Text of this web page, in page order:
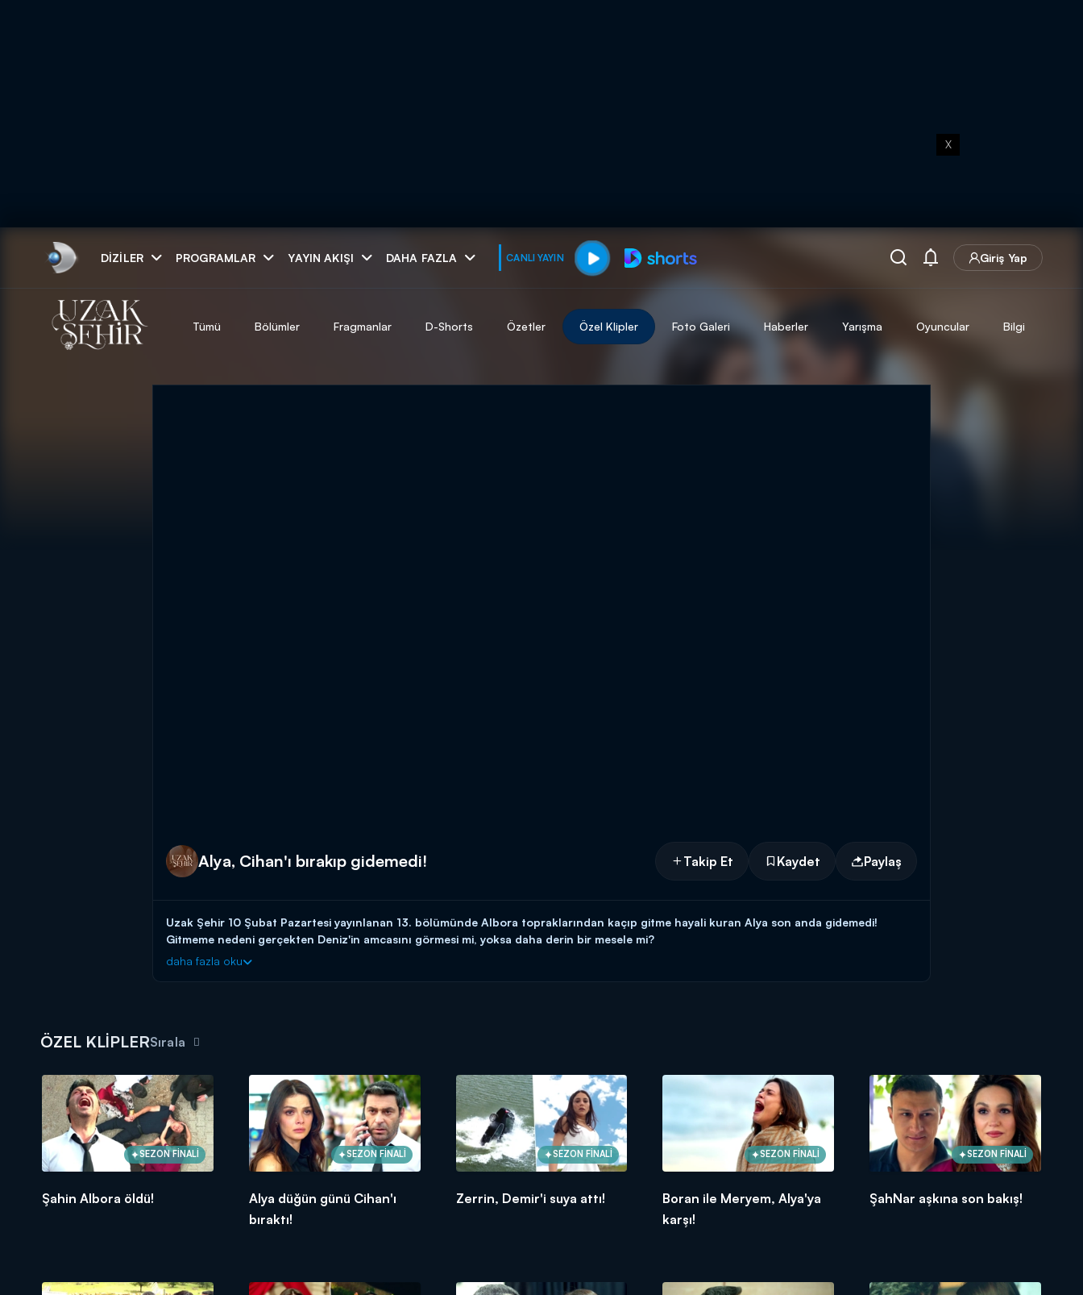
X
DIZILER PROGRAMLAR YAYIN AKIŞI DAHA FAZLA CANLI YAYIN Giriş Yap
muhteşem ikili
Tümü Bölümler Fragmanlar D-Shorts Özetler Özel Klipler Foto Galeri Haberler Yarışma Oyuncular Bilgi
Alya, Cihan'ı bırakıp gidemedi! Takip Et Kaydet Paylaş
Uzak Şehir 10 Şubat Pazartesi yayınlanan 13. bölümünde Albora topraklarından kaçıp gitme hayali kuran Alya son anda gidemedi!
Gitmeme nedeni gerçekten Deniz'in amcasını görmesi mi, yoksa daha derin bir mesele mi?
Uzak Şehir yeni bölümleriyle her Pazartesi 20.00'da Kanal D'de!
daha fazla oku
ÖZEL KLİPLERSırala
SEZON FİNALİ
Şahin Albora öldü!
SEZON FİNALİ
Alya düğün günü Cihan'ı
bıraktı!
SEZON FİNALİ
Zerrin, Demir'i suya attı!
SEZON FİNALİ
Boran ile Meryem, Alya'ya
karşı!
SEZON FİNALİ
ŞahNar aşkına son bakış!